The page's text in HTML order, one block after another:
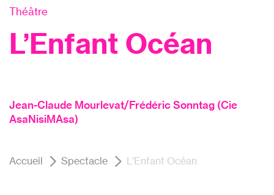
Théâtre
L’Enfant Océan
Jean-Claude Mourlevat/Frédéric Sonntag (Cie
AsaNisiMAsa)
Accueil Spectacle L’Enfant Océan